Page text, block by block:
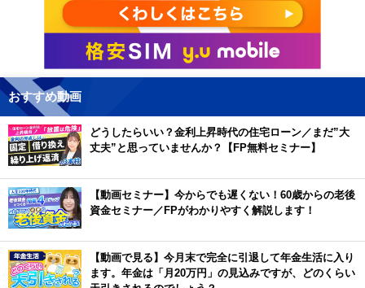
おすすめ動画
どうしたらいい？金利上昇時代の住宅ローン／まだ”大
丈夫”と思っていませんか？【FP無料セミナー】
【動画セミナー】今からでも遅くない！60歳からの老後
資金セミナー／FPがわかりやすく解説します！
【動画で見る】今月末で完全に引退して年金生活に入り
ます。年金は「月20万円」の見込みですが、どのくらい